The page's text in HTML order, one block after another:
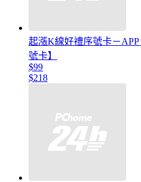
起漲K線好禮序號卡－
號卡】
$99
$218